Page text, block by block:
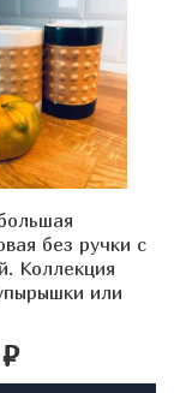
без ручки с
Коллекция
или